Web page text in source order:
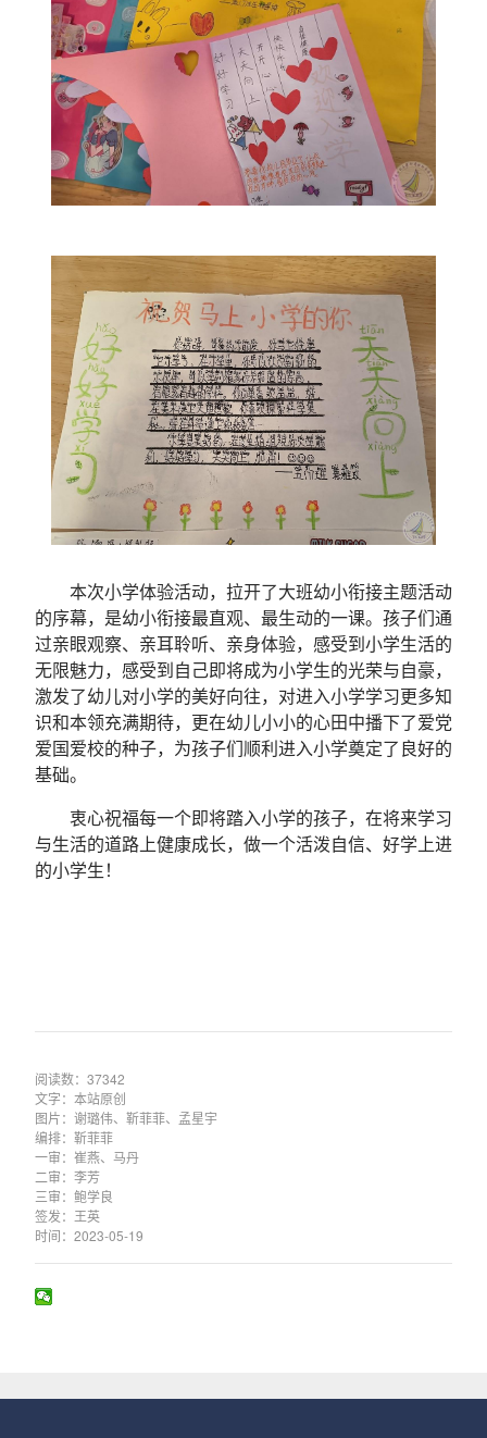
本次小学体验活动，拉开了大班幼小衔接主题活动
的序幕，是幼小衔接最直观、最生动的一课。孩子们通
过亲眼观察、亲耳聆听、亲身体验，感受到小学生活的
无限魅力，感受到自己即将成为小学生的光荣与自豪，
激发了幼儿对小学的美好向往，对进入小学学习更多知
识和本领充满期待，更在幼儿小小的心田中播下了爱党
爱国爱校的种子，为孩子们顺利进入小学奠定了良好的
基础。
衷心祝福每一个即将踏入小学的孩子，在将来学习
与生活的道路上健康成长，做一个活泼自信、好学上进
的小学生！
阅读数：37342
文字：本站原创
图片：谢璐伟、靳菲菲、孟星宇
编排：靳菲菲
一审：崔燕、马丹
二审：李芳
三审：鲍学良
签发：王英
时间：2023-05-19